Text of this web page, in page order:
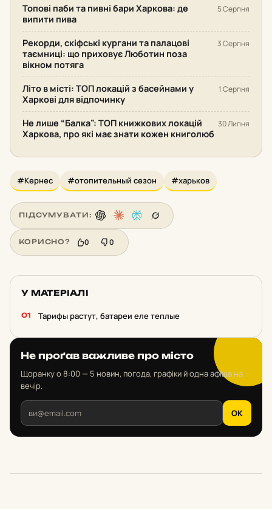
Топові паби та пивні бари Харкова: де
випити пива
5 Серпня
Рекорди, скіфські кургани та палацові
таємниці: що приховує Люботин поза
вікном потяга
3 Серпня
Літо в місті: ТОП локацій з басейнами у
Харкові для відпочинку
1 Серпня
Не лише “Балка”: ТОП книжкових локацій
Харкова, про які має знати кожен книголюб
30 Липня
#Кернес #отопительный сезон #харьков
ПІДСУМУВАТИ:
КОРИСНО? 0 0
У МАТЕРІАЛІ
Тарифы растут, батареи еле теплые
Не проґав важливе про місто
Щоранку о 8:00 — 5 новин, погода, графіки й одна афіша на
вечір.
OK